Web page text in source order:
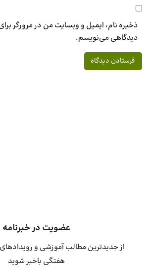
ذخیره نام، ایمیل و وبسایت من در مرورگر
دیدگاهی می‌نویسم.
عضویت در خبرنامه
از جدیدترین مطالب آموزشی و
هفتگی باخبر شوید